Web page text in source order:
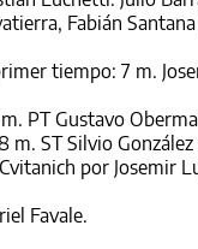
Fabián
tiempo: 7 m.
PT Gustavo
m. ST Silvio
por Josemir
Favale.